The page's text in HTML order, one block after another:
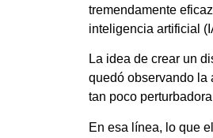
tremendamente
inteligencia artificial
La idea de crear un
quedó observando la
tan poco
En esa línea, lo que